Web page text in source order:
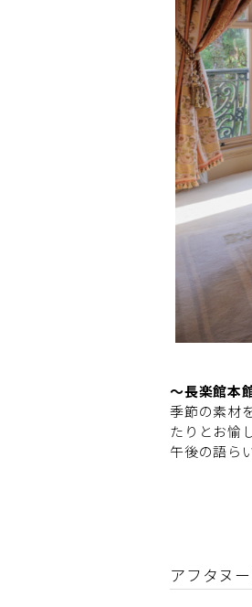
〜長楽館本
季節の素材
たりとお愉
午後の語ら
アフタヌ